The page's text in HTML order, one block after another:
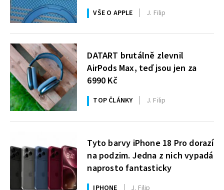
VŠE O APPLE J. Filip
DATART brutálně zlevnil
AirPods Max, teď jsou jen za
6990 Kč
TOP ČLÁNKY J. Filip
Tyto barvy iPhone 18 Pro dorazí
na podzim. Jedna z nich vypadá
naprosto fantasticky